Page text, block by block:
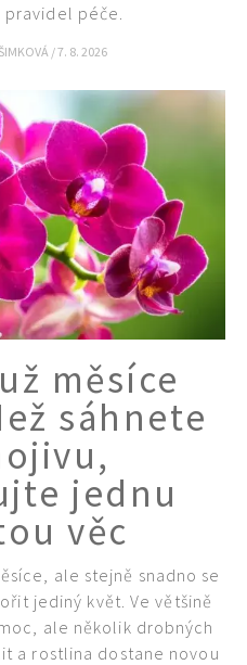
péče.
/7. 8. 2026
měsíce
sáhnete
jednu
věc
ale stejně snadno se
jediný květ. Ve většině
ale několik drobných
a rostlina dostane novou